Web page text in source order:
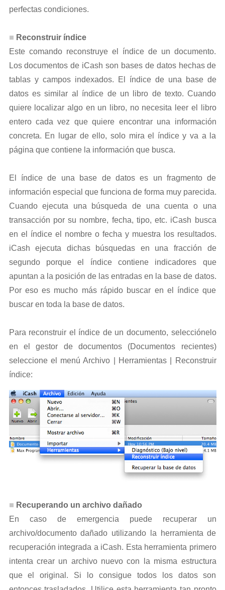
perfectas condiciones.
Reconstruir índice
Este comando reconstruye el índice de un documento.
Los documentos de iCash son bases de datos hechas de
tablas y campos indexados. El índice de una base de
datos es similar al índice de un libro de texto. Cuando
quiere localizar algo en un libro, no necesita leer el libro
entero cada vez que quiere encontrar una información
concreta. En lugar de ello, solo mira el índice y va a la
página que contiene la información que busca.
El índice de una base de datos es un fragmento de
información especial que funciona de forma muy parecida.
Cuando ejecuta una búsqueda de una cuenta o una
transacción por su nombre, fecha, tipo, etc. iCash busca
en el índice el nombre o fecha y muestra los resultados.
iCash ejecuta dichas búsquedas en una fracción de
segundo porque el índice contiene indicadores que
apuntan a la posición de las entradas en la base de datos.
Por eso es mucho más rápido buscar en el índice que
buscar en toda la base de datos.
Para reconstruir el índice de un documento, selecciónelo
en el gestor de documentos (Documentos recientes)
seleccione el menú Archivo | Herramientas | Reconstruir
índice:
Recuperando un archivo dañado
En caso de emergencia puede recuperar un
archivo/documento dañado utilizando la herramienta de
recuperación integrada a iCash. Esta herramienta primero
intenta crear un archivo nuevo con la misma estructura
que el original. Si lo consigue todos los datos son